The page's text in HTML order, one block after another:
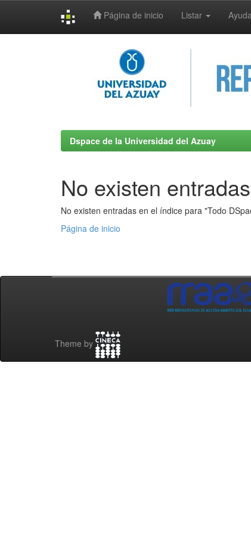
Página de inicio Listar
Dspace de la Universidad del Azuay
No existen
No existen entradas en el índice para "Todo
Página de inicio
Theme by